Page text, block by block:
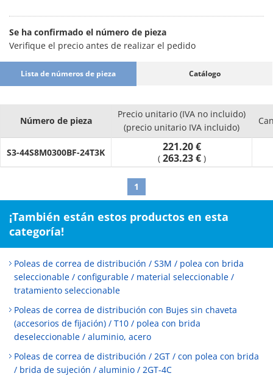
Se ha confirmado el número de pieza
Verifique el precio antes de realizar el pedido
Lista de números de pieza Catálogo
Número de pieza
Precio unitario (IVA no incluido)
(precio unitario IVA incluido)
S3-44S8M0300BF-24T3K 221.20 €
( 263.23 € )
1
¡También están estos productos en esta
categoría!
Poleas de correa de distribución / S3M / polea con brida
seleccionable / configurable / material seleccionable /
tratamiento seleccionable
Poleas de correa de distribución con Bujes sin chaveta
(accesorios de fijación) / T10 / polea con brida
deseleccionable / aluminio, acero
Poleas de correa de distribución / 2GT / con polea con brida
/ brida de sujeción / aluminio / 2GT-4C